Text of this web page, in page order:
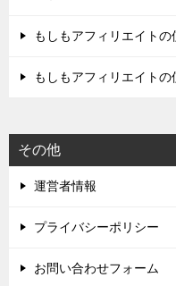
もしもアフィリエイト
もしもアフィリエイト
その他
運営者情報
プライバシーポリシー
お問い合わせフォーム